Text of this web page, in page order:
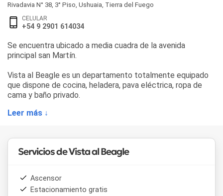
Rivadavia N° 38, 3° Piso Ushuaia Tierra del Fuego
CELULAR
+54 9 2901 614034
Se encuentra ubicado a media cuadra de la avenida
principal san Martín.
Vista al Beagle es un departamento totalmente equipado
que dispone de cocina, heladera, pava eléctrica, ropa de
cama y baño privado.
Leer más ↓
Servicios de Vista al Beagle
Ascensor
Estacionamiento gratis